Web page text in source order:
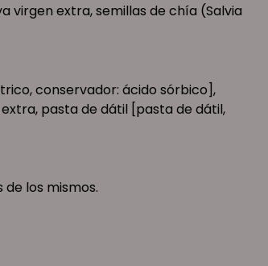
virgen extra, semillas de chía (Salvia
conservador: ácido sórbico],
pasta de dátil [pasta de dátil,
los mismos.